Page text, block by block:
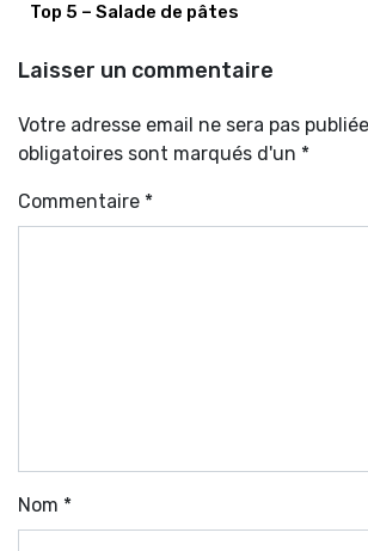
Top 5 – Salade de pâtes
Laisser un commentaire
Votre adresse email ne sera pas
obligatoires sont marqués d'un *
Commentaire *
Nom *